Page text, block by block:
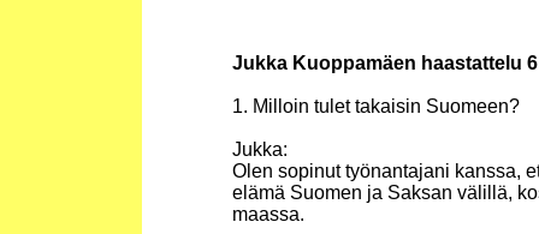
Jukka Kuoppamäen haastattelu
1. Milloin tulet takaisin Suomeen?
Jukka:
Olen sopinut työnantajani kanssa,
elämä Suomen ja Saksan välillä,
maassa.